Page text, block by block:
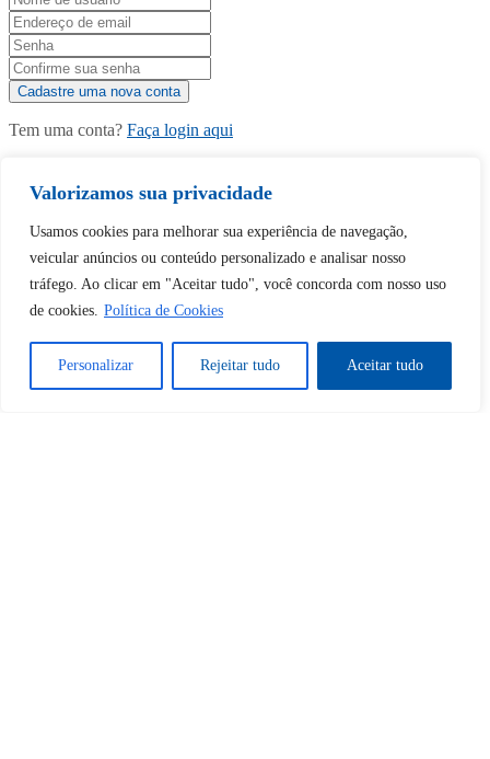
Valorizamos sua privacidade
Usamos cookies para melhorar sua experiência de navegação,
veicular anúncios ou conteúdo personalizado e analisar nosso
tráfego. Ao clicar em "Aceitar tudo", você concorda com nosso uso
de cookies. Política de Cookies
Personalizar Rejeitar tudo Aceitar tudo
Tem uma conta? Faça login aqui
Tem certeza de que deseja
desbloquear esta publicação?